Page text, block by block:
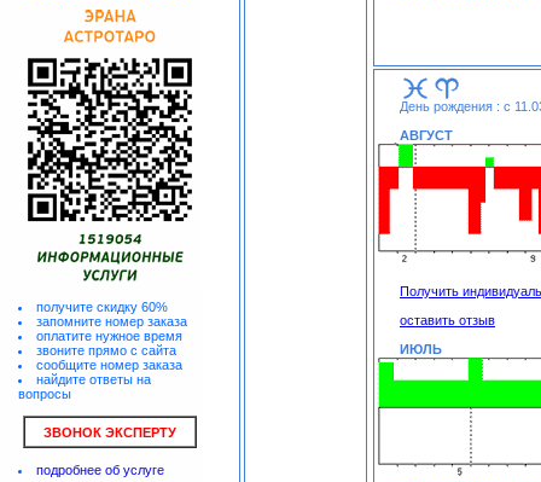
получите скидку 60%
запомните номер заказа
оплатите нужное время
звоните прямо с сайта
сообщите номер заказа
найдите ответы на
вопросы
ЗВОНОК ЭКСПЕРТУ
подробнее об услуге
День рождения : с
АВГУСТ
Получить
оставить отзыв
ИЮЛЬ